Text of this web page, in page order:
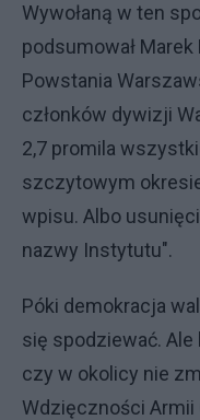
Wywołaną w ten
podsumował
Powstania
członków dywizji
2,7 promila
szczytowym
wpisu. Albo
nazwy Instytutu".
Póki demokracja
się spodziewać.
czy w okolicy nie
Wdzięczności Armii